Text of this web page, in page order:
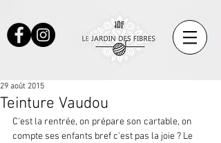
Teinture Vaudou
29 août 2015
C'est la rentrée, on prépare son cartable, on
compte ses enfants bref c'est pas la joie ? Le